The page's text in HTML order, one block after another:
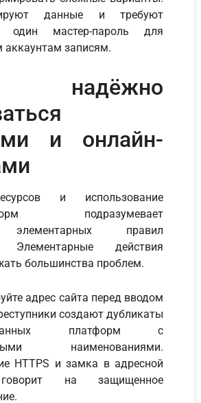
данные и требуют
один мастер-пароль для
аккаунтам записям.
и онлайн-
и использование
подразумевает
элементарных правил
Элементарные действия
большинства проблем.
адрес сайта перед вводом
создают дубликаты
платформ с
наименованиями.
HTTPS и замка в адресной
на защищенное